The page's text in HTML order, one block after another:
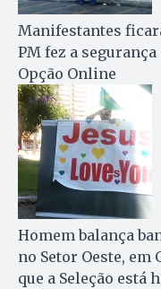
Manifestantes
PM fez a
Opção Online
Homem balança
no Setor Oeste,
que a Seleção está